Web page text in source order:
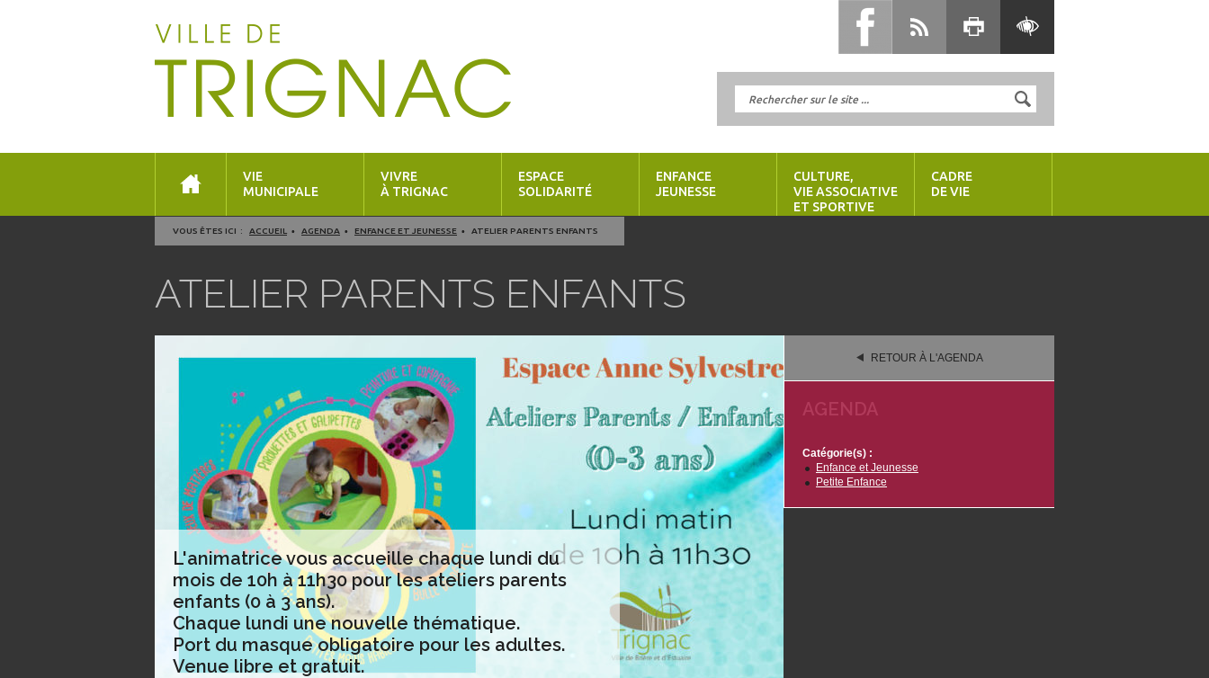
VIE
MUNICIPALE
VIVRE
À TRIGNAC
ESPACE
SOLIDARITÉ
ENFANCE
JEUNESSE
CULTURE,
VIE ASSOCIATIVE
ET SPORTIVE
CADRE
DE VIE
VOUS ÊTES ICI : ACCUEIL AGENDA ENFANCE ET JEUNESSE ATELIER PARENTS ENFANTS
ATELIER PARENTS ENFANTS
L'animatrice vous accueille chaque lundi du
mois de 10h à 11h30 pour les ateliers parents
enfants (0 à 3 ans).
Chaque lundi une nouvelle thématique.
Port du masque obligatoire pour les adultes.
Venue libre et gratuit.
RETOUR À L'AGENDA
AGENDA
Catégorie(s) :
Enfance et Jeunesse
Petite Enfance